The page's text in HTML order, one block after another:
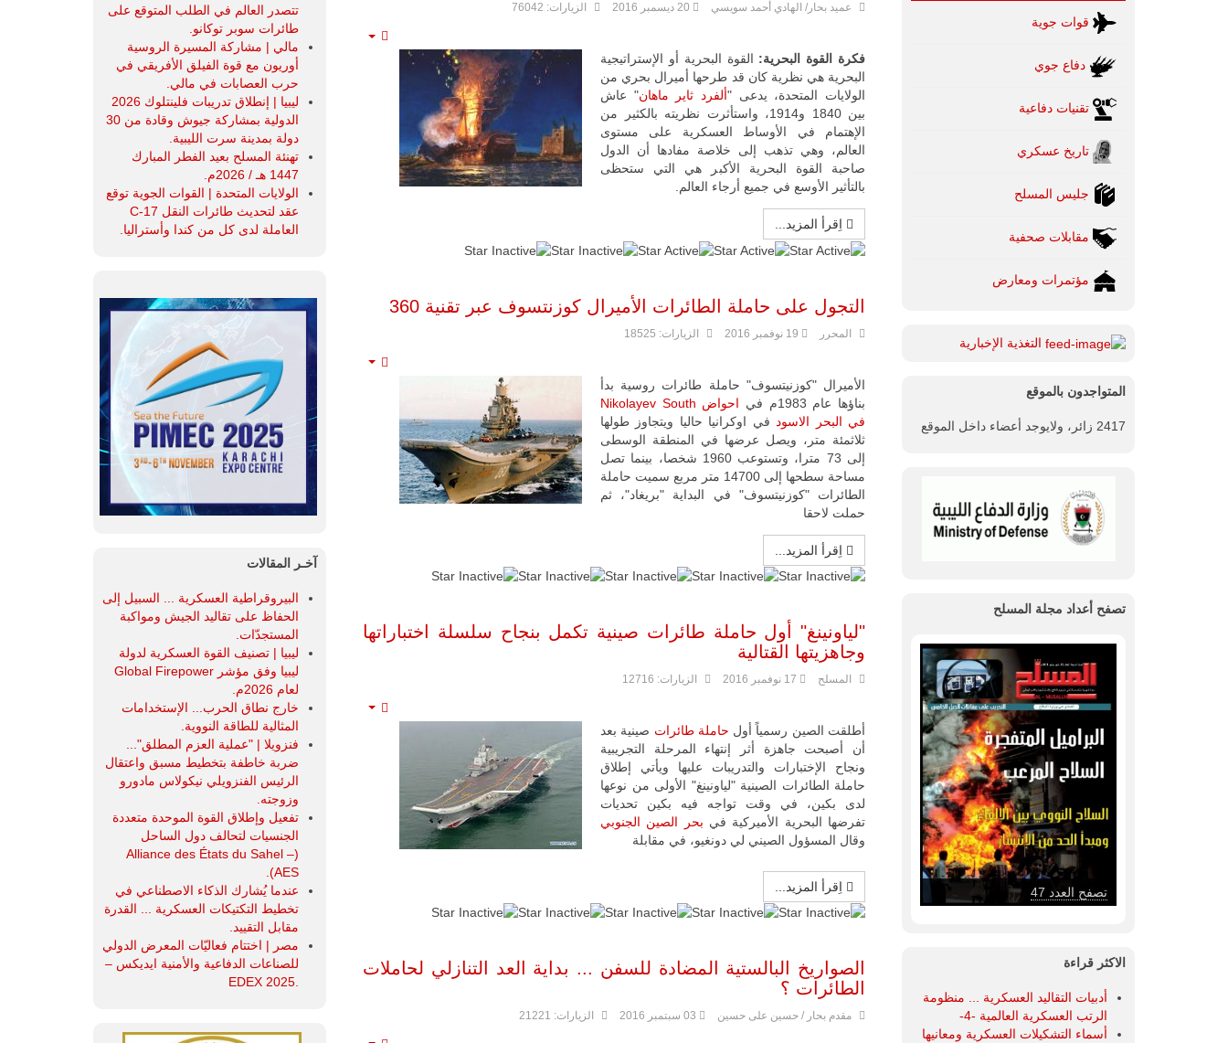
باماكو وبالنسبة
منطقة الساحل،
فإن الجمع بين
قدرة طائرة
أوريون على
التحليق…
للمزيد
ليبيا | إنطلاق
2026 الدولية
بمشاركة
جيوش وقادة
من 30 دولة
بمدينة سرت
الليبية.
جديد لإمكانية
تقريب
العسكريتين في
مباشرة مع
أطراف ليبية
منقسمة منذ…
للمزيد
عميد بحار/ الهادي أحمد سويسي 20 ديسمبر 2016 الزيارات: 76042
فكرة القوة البحرية: القوة البحرية أو الإستراتيجية
البحرية هي نظرية كان قد طرحها أميرال بحري من
الولايات المتحدة، يدعى "ألفرد ثاير ماهان" عاش
بين 1840 و1914، واستأثرت نظريته بالكثير من
الإهتمام في الأوساط العسكرية على مستوى
العالم، وهي تذهب إلى خلاصة مفادها أن الدول
صاحبة القوة البحرية الأكبر هي التي ستحظى
بالتأثير الأوسع في جميع أرجاء العالم.
اِقرأ المزيد...
تقييم
التجول على حاملة الطائرات الأميرال كوزنتسوف عبر تقنية 360
المحرر 19 نوفمبر 2016 الزيارات: 18525
الأميرال "كوزنيتسوف" حاملة طائرات روسية بدأ
بناؤها عام 1983م في
احواض Nikolayev South
في البحر الاسود في اوكرانيا حاليا ويتجاوز طولها
ثلاثمئة متر، ويصل عرضها في المنطقة الوسطى
إلى 73 مترا، وتستوعب 1960 شخصا، بينما تصل
مساحة سطحها إلى 14700 متر مربع سميت حاملة
الطائرات "كوزنيتسوف" في البداية "بريغاد"، ثم
حملت لاحقا
اِقرأ المزيد...
"لياونينغ" أول حاملة طائرات صينية تكمل بنجاح سلسلة اختباراتها
وجاهزيتها القتالية
المسلح 17 نوفمبر 2016 الزيارات: 12716
أطلقت الصين رسمياً أول حاملة طائرات صينية بعد
أن أصبحت جاهزة أثر إنتهاء المرحلة التجريبية
ونجاح الإختبارات والتدريبات عليها ويأتي إطلاق
حاملة الطائرات الصينية "لياونينغ" الأولى من نوعها
لدى بكين، في وقت تواجه فيه بكين تحديات
تفرضها البحرية الأميركية في بحر الصين الجنوبي
وقال المسؤول الصيني لي دونغيو، في مقابلة
اِقرأ المزيد...
الصواريخ البالستية المضادة للسفن ... بداية العد التنازلي لحاملات
الطائرات ؟
مقدم بحار / حسين على حسين 03 سبتمبر 2016 الزيارات: 21221
قوات جوية
دفاع جوي
تقنيات دفاعية
تاريخ عسكري
جليس المسلح
مقابلات صحفية
مؤتمرات ومعارض
التغذية الإخبارية
المتواجدون بالموقع
2417 زائر، ولايوجد أعضاء داخل الموقع
تصفح أعداد مجلة المسلح
تصفح العدد 47
الاكثر قراءة
أدبيات التقاليد العسكرية ... منظومة
الرتب العسكرية العالمية -4-
أسماء التشكيلات العسكرية ومعانيها
تتصدر العالم في الطلب المتوقع على
طائرات سوبر توكانو.
مالي | مشاركة المسيرة الروسية
أوريون مع قوة الفيلق الأفريقي في
حرب العصابات في مالي.
ليبيا | إنطلاق تدريبات فلينتلوك 2026
الدولية بمشاركة جيوش وقادة من 30
دولة بمدينة سرت الليبية.
تهنئة المسلح بعيد الفطر المبارك
1447 هـ / 2026م.
الولايات المتحدة | القوات الجوية توقع
عقد لتحديث طائرات النقل C-17
العاملة لدى كل من كندا وأستراليا.
آخـر المقالات
البيروقراطية العسكرية ... السبيل إلى
الحفاظ على تقاليد الجيش ومواكبة
المستجدّات.
ليبيا | تصنيف القوة العسكرية لدولة
ليبيا وفق مؤشر Global Firepower
لعام 2026م.
خارج نطاق الحرب... الإستخدامات
المثالية للطاقة النووية.
فنزويلا | "عملية العزم المطلق"...
ضربة خاطفة بتخطيط مسبق واعتقال
الرئيس الفنزويلي نيكولاس مادورو
وزوجته.
تفعيل وإطلاق القوة الموحدة متعددة
الجنسيات لتحالف دول الساحل
(Alliance des États du Sahel –
AES).
عندما يُشارك الذكاء الاصطناعي في
تخطيط التكتيكات العسكرية ... القدرة
مقابل التقييد.
مصر | اختتام فعاليّات المعرض الدولي
للصناعات الدفاعية والأمنية ايديكس ‒